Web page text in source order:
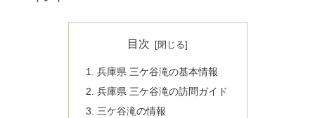
目次
兵庫県 三ケ谷滝の基本情報
兵庫県 三ケ谷滝の訪問ガイド
三ケ谷滝の情報